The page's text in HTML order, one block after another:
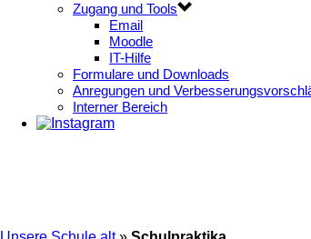
Zugang und Tools
Email
Moodle
IT-Hilfe
Formulare und Downloads
Anregungen und
Interner Bereich